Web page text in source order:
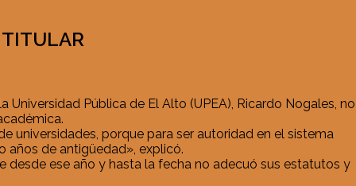
TITULAR
Pública de El Alto (UPEA), Ricardo Nogales, no
universidades, porque para ser autoridad en el sistema
años de antigüedad», explicó.
desde ese año y hasta la fecha no adecuó sus estatutos y